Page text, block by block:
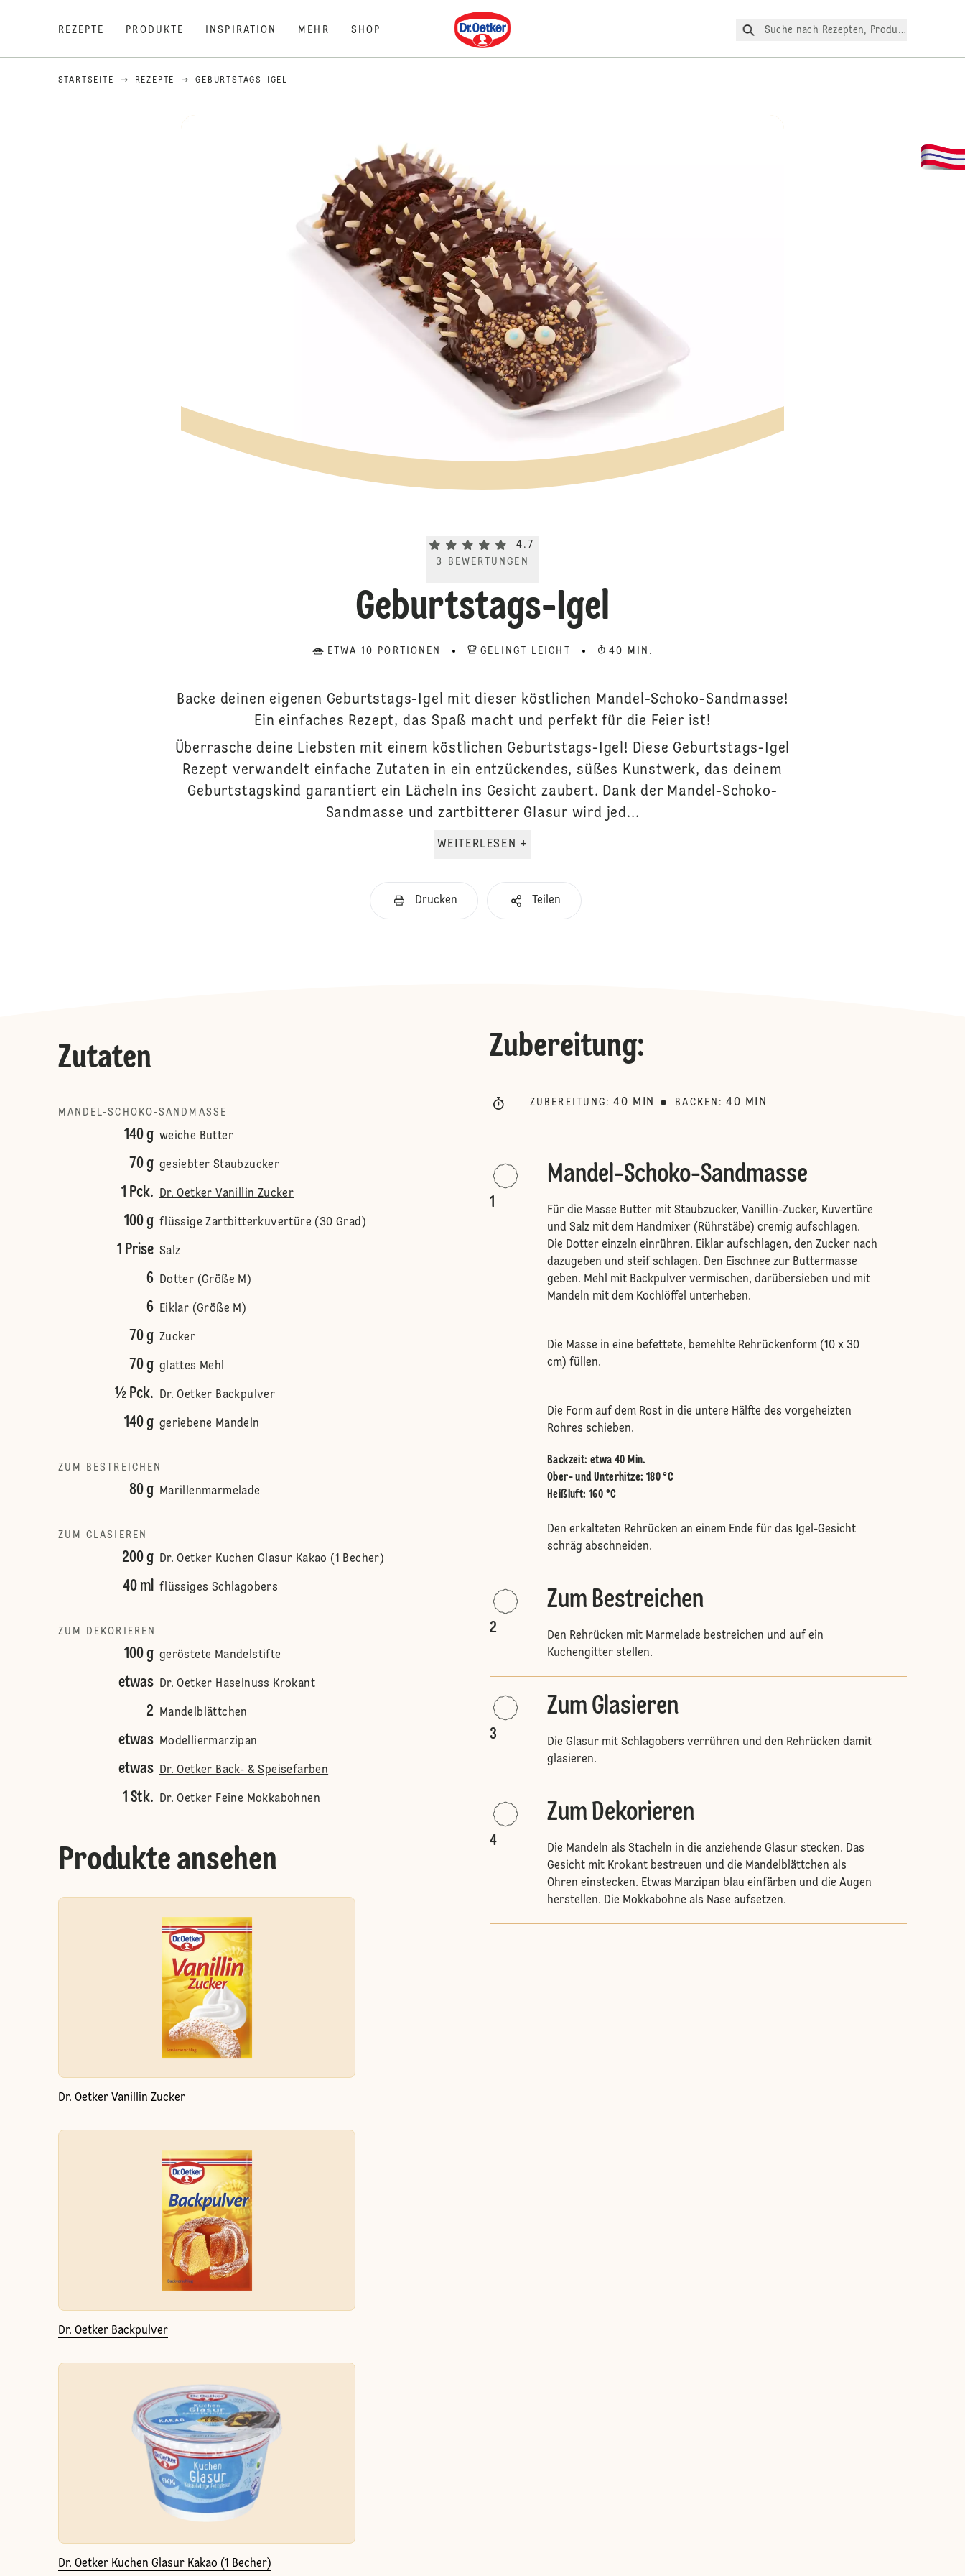
REZEPTE PRODUKTE INSPIRATION MEHR SHOP
Dr. Oetker
Suche nach Rezepten, Produkte, etc.
STARTSEITE REZEPTE GEBURTSTAGS-IGEL
Current rating 4.7. Click to rate.
4.7
3
BEWERTUNGEN
Geburtstags-Igel
ETWA 10 PORTIONEN GELINGT LEICHT 40 MIN.
Backe deinen eigenen Geburtstags-Igel mit dieser köstlichen Mandel-Schoko-Sandmasse!
Ein einfaches Rezept, das Spaß macht und perfekt für die Feier ist!
Überrasche deine Liebsten mit einem köstlichen Geburtstags-Igel! Diese Geburtstags-Igel
Rezept verwandelt einfache Zutaten in ein entzückendes, süßes Kunstwerk, das deinem
Geburtstagskind garantiert ein Lächeln ins Gesicht zaubert. Dank der Mandel-Schoko-
Sandmasse und zartbitterer Glasur wird jed...
WEITERLESEN +
Drucken Teilen
Zutaten
MANDEL-SCHOKO-SANDMASSE
140 g weiche Butter
70 g gesiebter Staubzucker
1 Pck. Dr. Oetker Vanillin Zucker
100 g flüssige Zartbitterkuvertüre (30 Grad)
1 Prise Salz
6 Dotter (Größe M)
6 Eiklar (Größe M)
70 g Zucker
70 g glattes Mehl
½ Pck. Dr. Oetker Backpulver
140 g geriebene Mandeln
ZUM BESTREICHEN
80 g Marillenmarmelade
ZUM GLASIEREN
200 g Dr. Oetker Kuchen Glasur Kakao (1 Becher)
40 ml flüssiges Schlagobers
ZUM DEKORIEREN
100 g geröstete Mandelstifte
etwas Dr. Oetker Haselnuss Krokant
2 Mandelblättchen
etwas Modelliermarzipan
etwas Dr. Oetker Back- & Speisefarben
1 Stk. Dr. Oetker Feine Mokkabohnen
Produkte ansehen
Dr. Oetker Vanillin Zucker
Dr. Oetker Backpulver
Dr. Oetker Kuchen Glasur Kakao (1 Becher)
Zubereitung:
ZUBEREITUNG : 40 MIN BACKEN : 40 MIN
1
Mandel-Schoko-Sandmasse
Für die Masse Butter mit Staubzucker, Vanillin-Zucker, Kuvertüre
und Salz mit dem Handmixer (Rührstäbe) cremig aufschlagen.
Die Dotter einzeln einrühren. Eiklar aufschlagen, den Zucker nach
dazugeben und steif schlagen. Den Eischnee zur Buttermasse
geben. Mehl mit Backpulver vermischen, darübersieben und mit
Mandeln mit dem Kochlöffel unterheben.
Die Masse in eine befettete, bemehlte Rehrückenform (10 x 30
cm) füllen.
Die Form auf dem Rost in die untere Hälfte des vorgeheizten
Rohres schieben.
Backzeit: etwa 40 Min.
Ober- und Unterhitze: 180 °C
Heißluft: 160 °C
Den erkalteten Rehrücken an einem Ende für das Igel-Gesicht
schräg abschneiden.
2
Zum Bestreichen
Den Rehrücken mit Marmelade bestreichen und auf ein
Kuchengitter stellen.
3
Zum Glasieren
Die Glasur mit Schlagobers verrühren und den Rehrücken damit
glasieren.
4
Zum Dekorieren
Die Mandeln als Stacheln in die anziehende Glasur stecken. Das
Gesicht mit Krokant bestreuen und die Mandelblättchen als
Ohren einstecken. Etwas Marzipan blau einfärben und die Augen
herstellen. Die Mokkabohne als Nase aufsetzen.